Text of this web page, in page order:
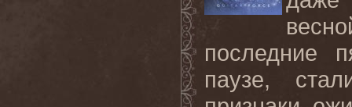
последние
паузе,